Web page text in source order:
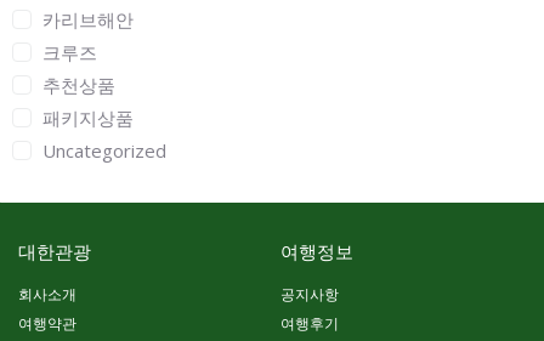
카리브해안
크루즈
추천상품
패키지상품
Uncategorized
대한관광
회사소개
여행약관
여행정보
공지사항
여행후기